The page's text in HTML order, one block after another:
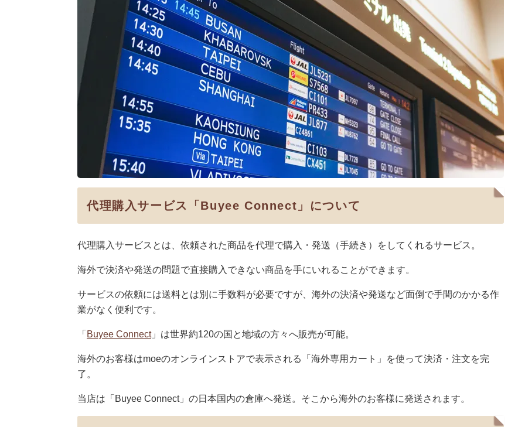
代理購入サービス「Buyee Connect」について
代理購入サービスとは、依頼された商品を代理で購入・発送（手続き）をしてくれるサービス。
海外で決済や発送の問題で直接購入できない商品を手にいれることができます。
サービスの依頼には送料とは別に手数料が必要ですが、海外の決済や発送など面倒で手間のかかる作
業がなく便利です。
「 Buyee Connect」は世界約120の国と地域の方々へ販売が可能。
海外のお客様はmoeのオンラインストアで表示される「海外専用カート」を使って決済・注文を完
了。
当店は「Buyee Connect」の日本国内の倉庫へ発送。そこから海外のお客様に発送されます。